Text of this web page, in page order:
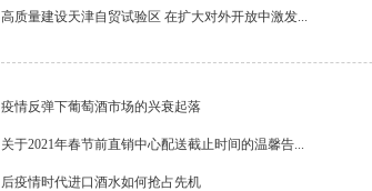
高质量建设天津自贸试验区 在扩大对外开放中激发...
疫情反弹下葡萄酒市场的兴衰起落
关于2021年春节前直销中心配送截止时间的温馨告...
后疫情时代进口酒水如何抢占先机